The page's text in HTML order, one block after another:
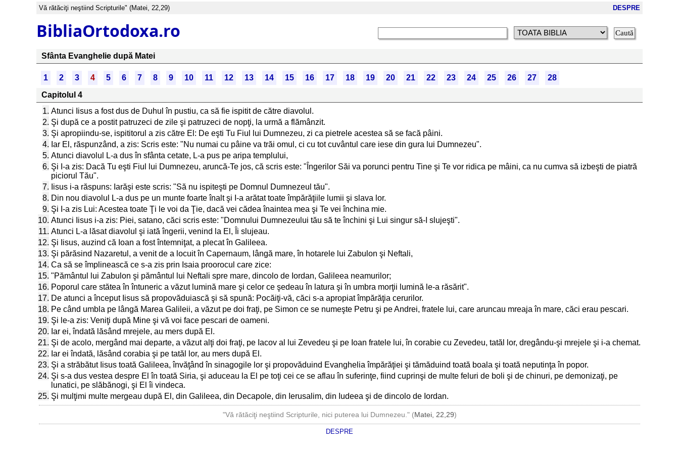
Vă rătăciţi neştiind Scripturile" (Matei, 22,29) DESPRE
BibliaOrtodoxa.ro
Sfânta Evanghelie după Matei
1 2 3 4 5 6 7 8 9 10 11 12 13 14 15 16 17 18 19 20 21 22 23 24 25 26 27
28
Capitolul 4
1. Atunci Iisus a fost dus de Duhul în pustiu, ca să fie ispitit de către diavolul.
2. Şi după ce a postit patruzeci de zile şi patruzeci de nopţi, la urmă a flămânzit.
3. Şi apropiindu-se, ispititorul a zis către El: De eşti Tu Fiul lui Dumnezeu, zi ca pietrele acestea să se facă pâini.
4. Iar El, răspunzând, a zis: Scris este: "Nu numai cu pâine va trăi omul, ci cu tot cuvântul care iese din gura lui Dumnezeu".
5. Atunci diavolul L-a dus în sfânta cetate, L-a pus pe aripa templului,
6. Şi I-a zis: Dacă Tu eşti Fiul lui Dumnezeu, aruncă-Te jos, că scris este: "Îngerilor Săi va porunci pentru Tine şi Te vor ridica pe mâini, ca nu cumva să izbeşti de piatră
piciorul Tău".
7. Iisus i-a răspuns: Iarăşi este scris: "Să nu ispiteşti pe Domnul Dumnezeul tău".
8. Din nou diavolul L-a dus pe un munte foarte înalt şi I-a arătat toate împărăţiile lumii şi slava lor.
9. Şi I-a zis Lui: Acestea toate Ţi le voi da Ţie, dacă vei cădea înaintea mea şi Te vei închina mie.
10. Atunci Iisus i-a zis: Piei, satano, căci scris este: "Domnului Dumnezeului tău să te închini şi Lui singur să-I slujeşti".
11. Atunci L-a lăsat diavolul şi iată îngerii, venind la El, Îi slujeau.
12. Şi Iisus, auzind că Ioan a fost întemniţat, a plecat în Galileea.
13. Şi părăsind Nazaretul, a venit de a locuit în Capernaum, lângă mare, în hotarele lui Zabulon şi Neftali,
14. Ca să se împlinească ce s-a zis prin Isaia proorocul care zice:
15. "Pământul lui Zabulon şi pământul lui Neftali spre mare, dincolo de Iordan, Galileea neamurilor;
16. Poporul care stătea în întuneric a văzut lumină mare şi celor ce şedeau în latura şi în umbra morţii lumină le-a răsărit".
17. De atunci a început Iisus să propovăduiască şi să spună: Pocăiţi-vă, căci s-a apropiat împărăţia cerurilor.
18. Pe când umbla pe lângă Marea Galileii, a văzut pe doi fraţi, pe Simon ce se numeşte Petru şi pe Andrei, fratele lui, care aruncau mreaja în mare, căci erau pescari.
19. Şi le-a zis: Veniţi după Mine şi vă voi face pescari de oameni.
20. Iar ei, îndată lăsând mrejele, au mers după El.
21. Şi de acolo, mergând mai departe, a văzut alţi doi fraţi, pe Iacov al lui Zevedeu şi pe Ioan fratele lui, în corabie cu Zevedeu, tatăl lor, dregându-şi mrejele şi i-a chemat.
22. Iar ei îndată, lăsând corabia şi pe tatăl lor, au mers după El.
23. Şi a străbătut Iisus toată Galileea, învăţând în sinagogile lor şi propovăduind Evanghelia împărăţiei şi tămăduind toată boala şi toată neputinţa în popor.
24. Şi s-a dus vestea despre El în toată Siria, şi aduceau la El pe toţi cei ce se aflau în suferinţe, fiind cuprinşi de multe feluri de boli şi de chinuri, pe demonizaţi, pe
lunatici, pe slăbănogi, şi El îi vindeca.
25. Şi mulţimi multe mergeau după El, din Galileea, din Decapole, din Ierusalim, din Iudeea şi de dincolo de Iordan.
"Vă rătăciţi neştiind Scripturile, nici puterea lui Dumnezeu." (Matei, 22,29)
DESPRE